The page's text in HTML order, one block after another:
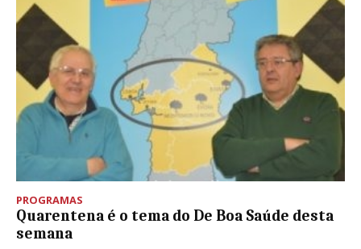
PROGRAMAS
Quarentena é o tema do De Boa Saúde desta
semana